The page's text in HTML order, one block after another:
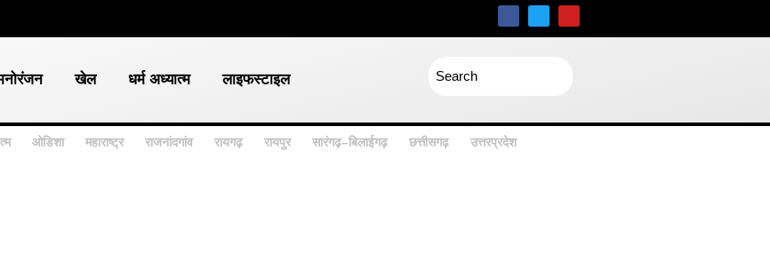
मनोरंजन खेल धर्म अध्यात्म लाइफस्टाइल
ओडिशा महाराष्ट्र राजनांदगांव रायगढ़ रायपुर सारंगढ़–बिलाईगढ़ छत्तीसगढ़ उत्तरप्रदेश